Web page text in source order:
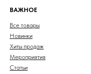
ВАЖНОЕ
Все товары
Новинки
Хиты продаж
Мероприятия
Статьи